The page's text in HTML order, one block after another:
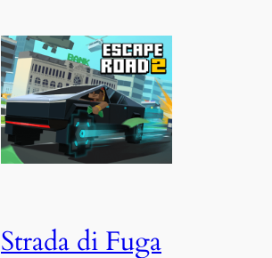
Strada di Fuga